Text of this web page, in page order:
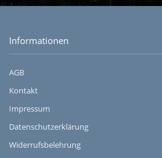
Informationen
AGB
Kontakt
Impressum
Datenschutzerklärung
Widerrufsbelehrung